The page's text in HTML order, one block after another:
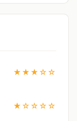
★★★☆☆
★☆☆☆☆